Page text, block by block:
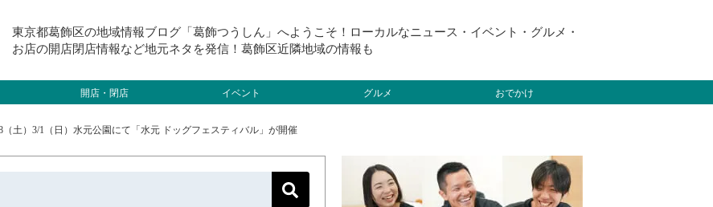
東京都葛飾区の地域情報ブログ「葛飾つうしん」へようこそ！ローカルなニュース・イベント・グルメ・
お店の開店閉店情報など地元ネタを発信！葛飾区近隣地域の情報も
開店・閉店 イベント グルメ おでかけ
（土）3/1（日）水元公園にて「水元 ドッグフェスティバル」が開催